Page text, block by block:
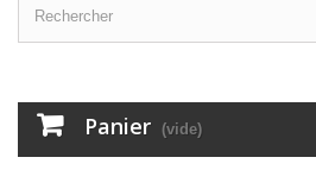
Panier (vide)